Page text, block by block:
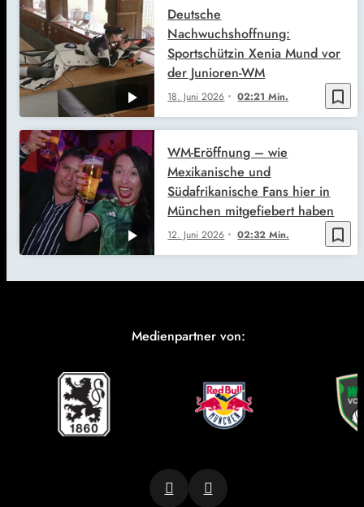
bookmark_border
18. Juni 2026 02:21 Min.
Deutsche
Nachwuchshoffnung:
Sportschützin Xenia Mund vor
der Junioren-WM
bookmark_border
12. Juni 2026 02:32 Min.
WM-Eröffnung – wie
Mexikanische und
Südafrikanische Fans hier in
München mitgefiebert haben
Medienpartner von: